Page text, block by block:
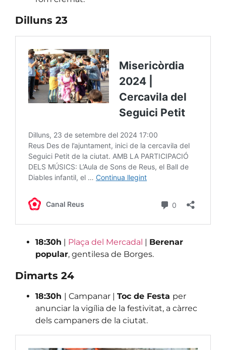
Dilluns 23
18:30h | Plaça del Mercadal | Berenar
popular, gentilesa de Borges.
Dimarts 24
18:30h | Campanar | Toc de Festa per
anunciar la vigília de la festivitat, a càrrec
dels campaners de la ciutat.